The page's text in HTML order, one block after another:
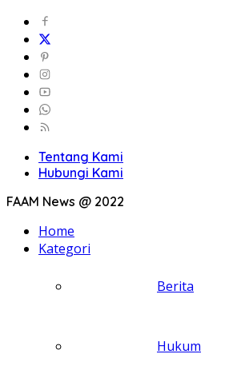
Tentang Kami
Hubungi Kami
FAAM News @ 2022
Home
Kategori
Berita
Hukum